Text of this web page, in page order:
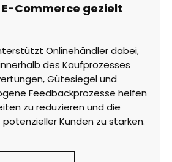
Commerce gezielt
Onlinehändler dabei,
des Kaufprozesses
Gütesiegel und
Feedbackprozesse helfen
zu reduzieren und die
Kunden zu stärken.